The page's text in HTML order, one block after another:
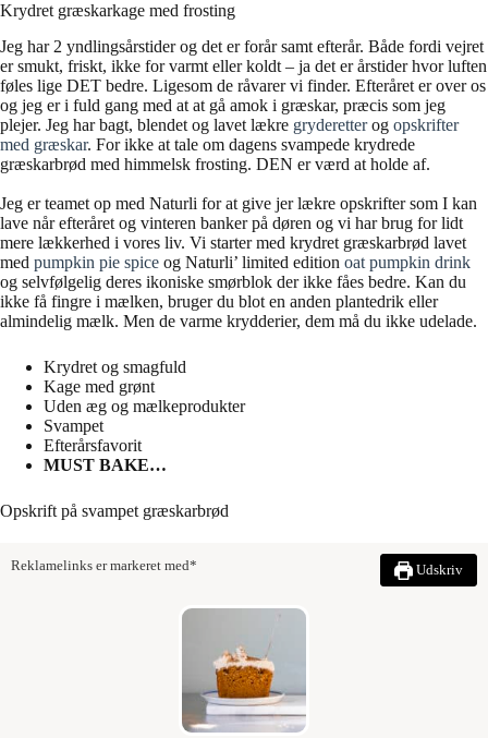
Krydret græskarkage med frosting
Jeg har 2 yndlingsårstider og det er forår samt efterår. Både fordi vejret
er smukt, friskt, ikke for varmt eller koldt – ja det er årstider hvor luften
føles lige DET bedre. Ligesom de råvarer vi finder. Efteråret er over os
og jeg er i fuld gang med at at gå amok i græskar, præcis som jeg
plejer. Jeg har bagt, blendet og lavet lækre gryderetterog opskrifter
med græskar. For ikke at tale om dagens svampede krydrede
græskarbrød med himmelsk frosting. DEN er værd at holde af.
Jeg er teamet op med Naturli for at give jer lækre opskrifter som I kan
lave når efteråret og vinteren banker på døren og vi har brug for lidt
mere lækkerhed i vores liv. Vi starter med krydret græskarbrød lavet
med pumpkin pie spice og Naturli’ limited edition oat pumpkin drink
og selvfølgelig deres ikoniske smørblok der ikke fåes bedre. Kan du
ikke få fingre i mælken, bruger du blot en anden plantedrik eller
almindelig mælk. Men de varme krydderier, dem må du ikke udelade.
Krydret og smagfuld
Kage med grønt
Uden æg og mælkeprodukter
Svampet
Efterårsfavorit
MUST BAKE…
Opskrift på svampet græskarbrød
Reklamelinks er markeret med* Udskriv